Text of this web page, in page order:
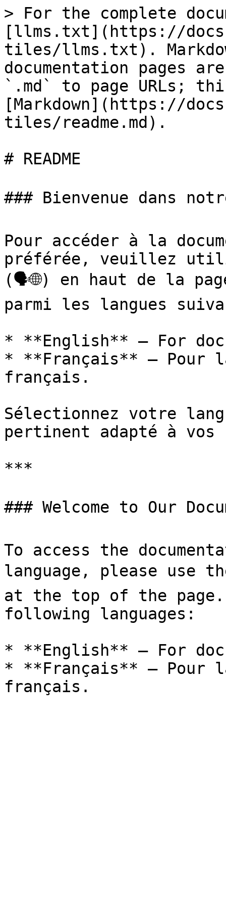
> For the complete
[llms.txt](https://
tiles/llms.txt).
documentation pages
`.md` to page URLs;
[Markdown](https://
tiles/readme.md).
# README
### Bienvenue dans
Pour accéder à la
préférée, veuillez
(🗣🌐) en haut de la
parmi les langues
* **English** – For
* **Français** – Pour
français.
Sélectionnez votre
pertinent adapté à vos
***
### Welcome to Our
To access the
language, please use
at the top of the page.
following languages:
* **English** – For
* **Français** – Pour